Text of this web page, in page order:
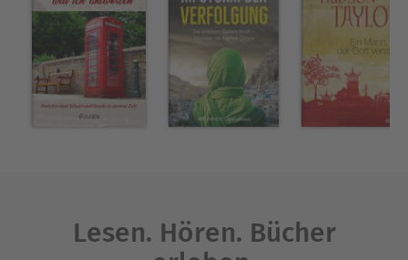
Ausblenden
Lesen. Hören. Bücher